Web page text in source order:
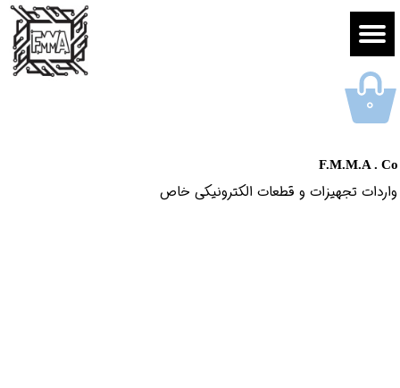
F.M.M.A . Co
واردات تجهیزات و قطعات الکترونیکى خاص​​​​​​​
۰